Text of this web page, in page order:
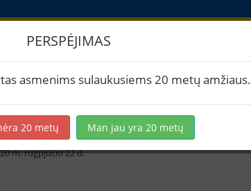
m. rugpjūčio 22 d.
PERSPĖJIMAS
asmenims sulaukusiems 20 metų amžiaus.
20 metų Man jau yra 20 metų